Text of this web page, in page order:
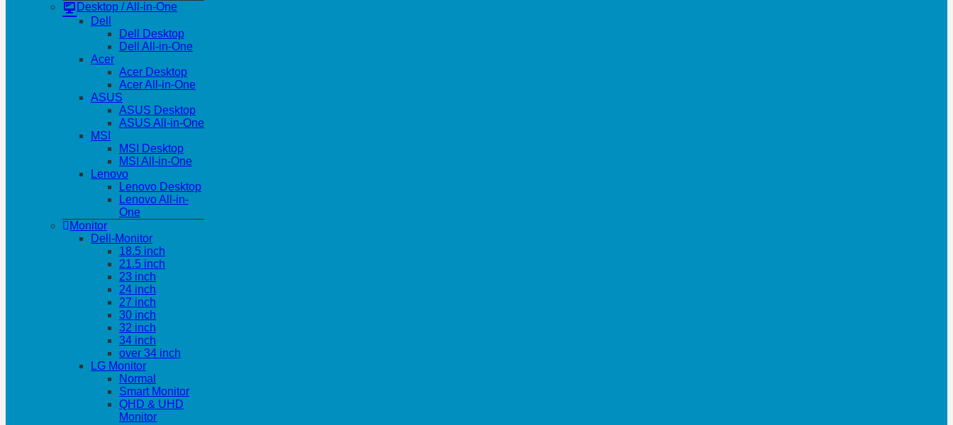
Desktop / All-in-One
Dell
Dell Desktop
Dell All-in-One
Acer
Acer Desktop
Acer All-in-One
ASUS
ASUS Desktop
ASUS All-in-One
MSI
MSI Desktop
MSI All-in-One
Lenovo
Lenovo Desktop
Lenovo All-in-
One
Monitor
Dell-Monitor
18.5 inch
21.5 inch
23 inch
24 inch
27 inch
30 inch
32 inch
34 inch
over 34 inch
LG Monitor
Normal
Smart Monitor
QHD & UHD
Monitor